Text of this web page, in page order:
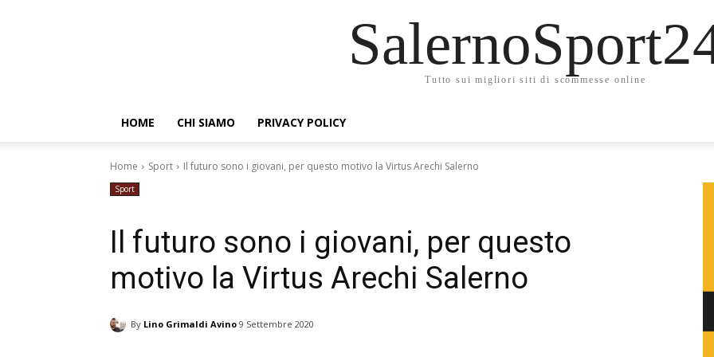
Tutto sui migliori siti di scommesse online
HOME CHI SIAMO PRIVACY POLICY
Home Sport Il futuro sono i giovani, per questo motivo la Virtus Arechi Salerno
Sport
Il futuro sono i giovani, per questo
motivo la Virtus Arechi Salerno
By Lino Grimaldi Avino 9 Settembre 2020